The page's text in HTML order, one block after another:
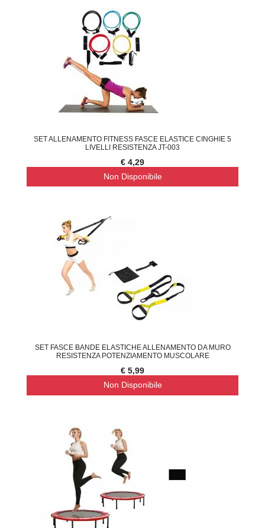
SET ALLENAMENTO FITNESS FASCE ELASTICE CINGHIE 5
LIVELLI RESISTENZA JT-003
€ 4,29
Non Disponibile
SET FASCE BANDE ELASTICHE ALLENAMENTO DA MURO
RESISTENZA POTENZIAMENTO MUSCOLARE
€ 5,99
Non Disponibile